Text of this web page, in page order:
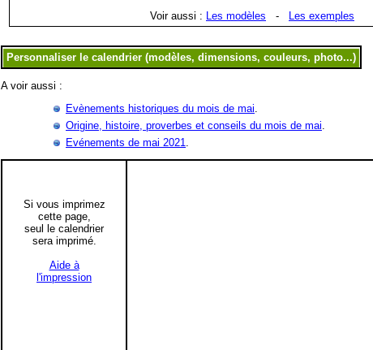
Voir aussi : Les modèles - Les exemples
A voir aussi :
Evènements historiques du mois de mai.
Origine, histoire, proverbes et conseils du mois de mai.
Evénements de mai 2021.
Si vous imprimez
cette page,
seul le calendrier
sera imprimé.
Aide à
l'impression